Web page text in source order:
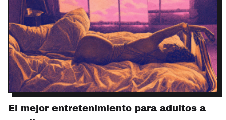
El mejor entretenimiento para adultos a